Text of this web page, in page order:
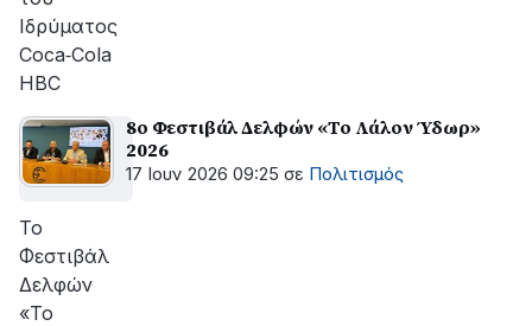
Ιδρύματος
Coca‑Cola
HBC
8ο Φεστιβάλ Δελφών «Το Λάλον Ύδωρ»
2026
17 Ιουν 2026 09:25 σε Πολιτισμός
Το
Φεστιβάλ
Δελφών
«Το